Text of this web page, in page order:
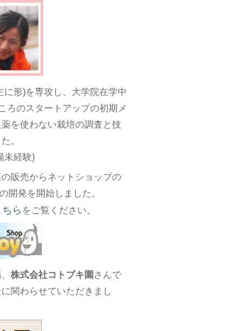
に形)を専攻し、大学院在学中
ろのスタートアップの初期メ
を使わない栽培の調査と技
。
未経験)
販売からネットショップの
の開発を開始しました。
ちら をご覧ください。
、株式会社コトブキ園 さんで
関わらせていただきまし